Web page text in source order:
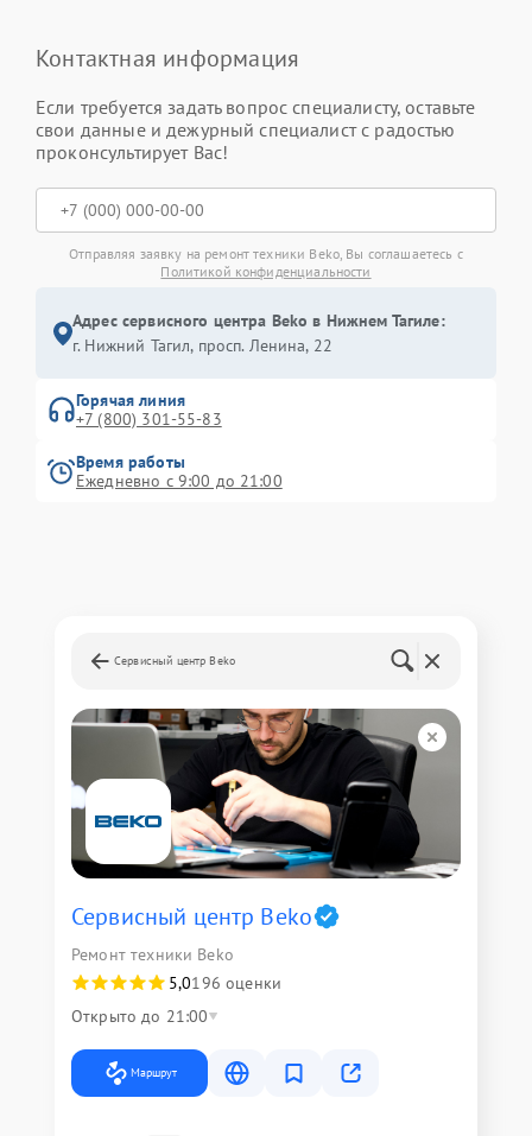
Контактная информация
Если требуется задать вопрос специалисту, оставьте
свои данные и дежурный специалист с радостью
проконсультирует Вас!
Отправляя заявку на ремонт техники Beko, Вы соглашаетесь с
Политикой конфиденциальности
Адрес сервисного центра Beko в Нижнем Тагиле:
г. Нижний Тагил, просп. Ленина, 22
Горячая линия
+7 (800) 301-55-83
Время работы
Ежедневно с 9:00 до 21:00
Сервисный центр Beko
Сервисный центр Beko
Ремонт техники Beko
5,0196 оценки
Открыто до 21:00
Маршрут